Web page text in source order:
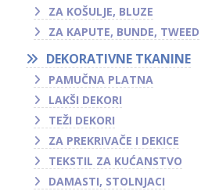
ZA KOŠULJE, BLUZE
ZA KAPUTE, BUNDE, TWEED
DEKORATIVNE TKANINE
PAMUČNA PLATNA
LAKŠI DEKORI
TEŽI DEKORI
ZA PREKRIVAČE I DEKICE
TEKSTIL ZA KUĆANSTVO
DAMASTI, STOLNJACI